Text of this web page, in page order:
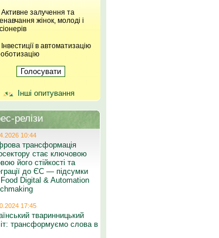
Активне залучення та
жінок, молоді і
Інвестиції в автоматизацію
Інші опитування
релізи
10:44
трансформація
стає ключовою
його стійкості та
до ЄС — підсумки
Digital & Automation
17:45
тваринницький
трансформуємо слова в